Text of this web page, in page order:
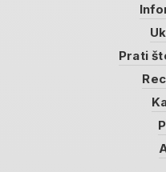
Prati